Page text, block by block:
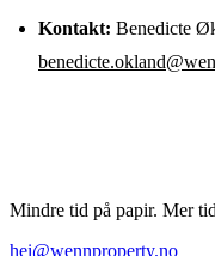
Kontakt: Benedicte
Mindre tid på papir. Mer
hei@wennproperty.no